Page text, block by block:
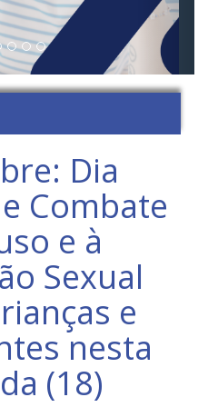
Dia
Combate
e à
Sexual
e
nesta
(18)